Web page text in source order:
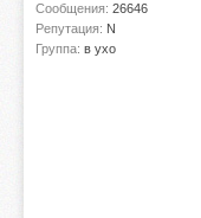
Сообщения: 26646
Репутация: N
Группа: в ухо